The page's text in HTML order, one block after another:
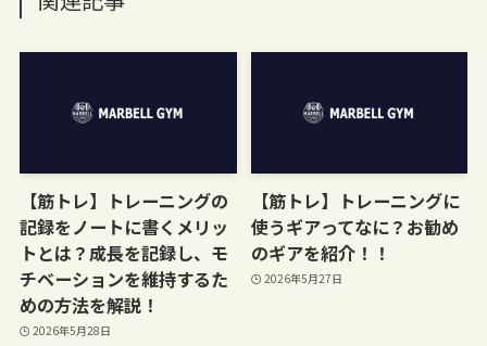
【筋トレ】トレーニングの
記録をノートに書くメリッ
トとは？成長を記録し、モ
チベーションを維持するた
めの方法を解説！
2026年5月28日
【筋トレ】トレーニングに
使うギアってなに？お勧め
のギアを紹介！！
2026年5月27日